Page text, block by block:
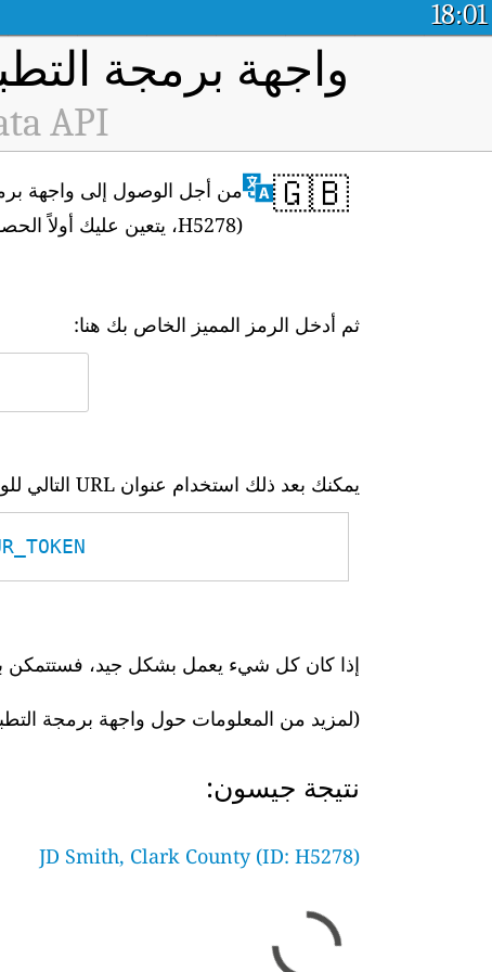
18:01
واجهة برمجة
API
🇬🇧
H5278)، يتعين عليك أولاً الحصول على الرمز المميز الخاص بك من
ثم أدخل الرمز المميز الخاص بك هنا:
يمكنك بعد ذلك استخدام عنوان URL التالي للوصول إلى البيانات في الوقت الفعلي:
إذا كان كل شيء يعمل بشكل جيد، فستتمكن
(لمزيد من المعلومات حول واجهة برمجة
نتيجة جيسون:
JD Smith, Clark County (ID: H5278)